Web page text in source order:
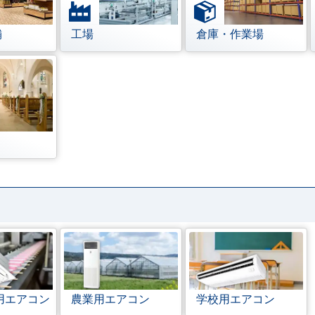
工場 倉庫・作業場
エアコン 農業用エアコン 学校用エアコン